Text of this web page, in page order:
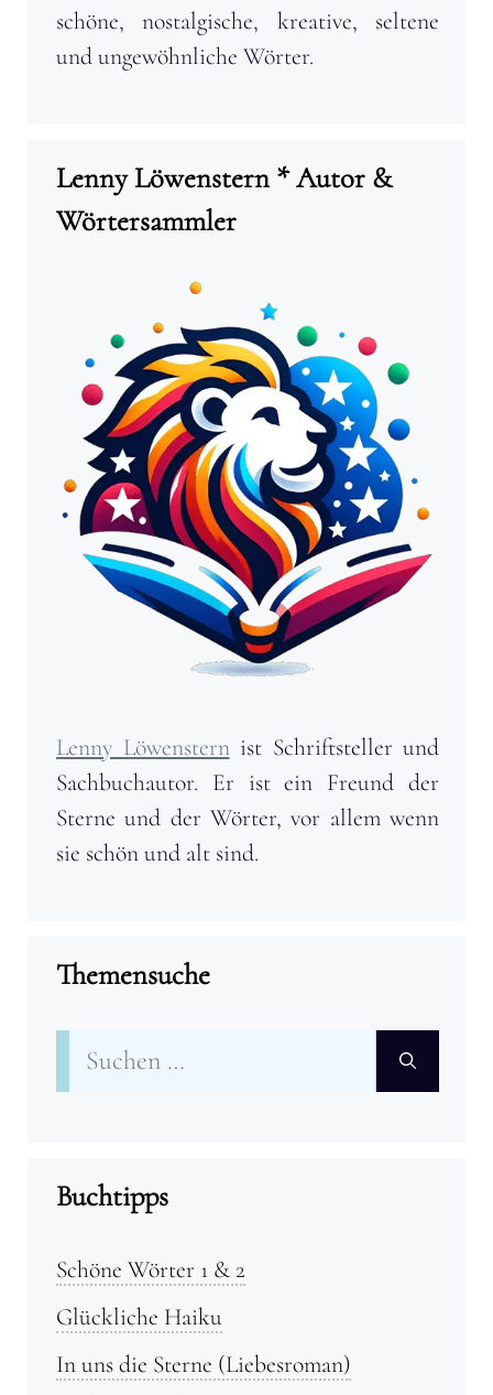
schöne, nostalgische, kreative, seltene
und ungewöhnliche Wörter.
Lenny Löwenstern * Autor &
Wörtersammler
Lenny Löwensternist Schriftsteller und
Sachbuchautor. Er ist ein Freund der
Sterne und der Wörter, vor allem wenn
sie schön und alt sind.
Themensuche
Suchen
nach:
Buchtipps
Schöne Wörter 1 & 2
Glückliche Haiku
In uns die Sterne (Liebesroman)